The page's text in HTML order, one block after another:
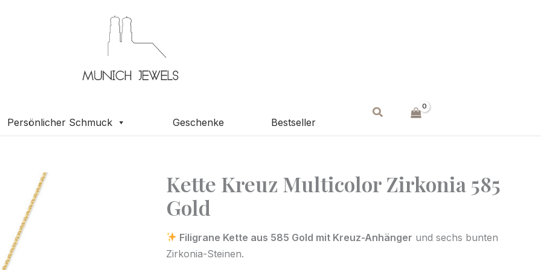
Persönlicher Schmuck Geschenke Bestseller
Suchen
Kette Kreuz Multicolor Zirkonia 585
Gold
Filigrane Kette aus 585 Gold mit Kreuz-Anhänger und sechs bunten
Zirkonia-Steinen.
Kette
Multicolor
Zirkonia
585